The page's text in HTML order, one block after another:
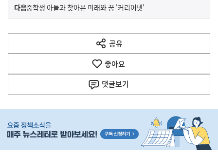
이
전
다
음
다음기
중학생 아들과 찾아본 미래와 꿈 '커리어넷'
공유
열
기
좋아요
댓글보기
단
배